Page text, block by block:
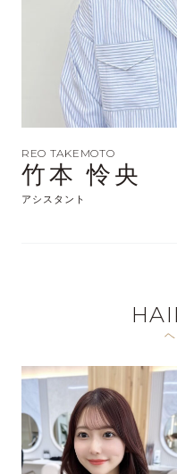
REO TAKEMOTO
竹本 怜央
アシスタント